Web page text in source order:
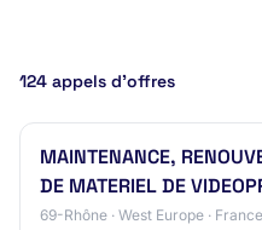
124 appels d’offres
MAINTENANCE,
DE MATERIEL DE
69-Rhône · West Europe · France